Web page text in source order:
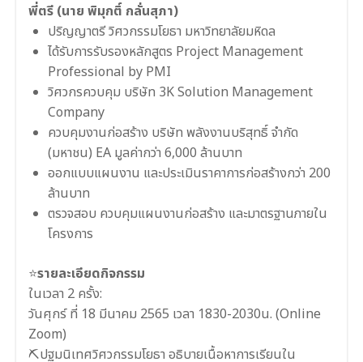
พี่ตรี (นาย พิมุกติ์ กลั่นสุภา)
ปริญญาตรี วิศวกรรมโยธา มหาวิทยาลัยมหิดล
ได้รับการรับรองหลักสูตร Project Management
Professional by PMI
วิศวกรควบคุม บริษัท 3K Solution Management
Company
ควบคุมงานก่อสร้าง บริษัท พลังงานบริสุทธิ์ จำกัด
(มหาชน) EA มูลค่ากว่า 6,000 ล้านบาท
ออกแบบแผนงาน และประเมินราคาการก่อสร้างกว่า 200
ล้านบาท
ตรวจสอบ ควบคุมแผนงานก่อสร้าง และมาตรฐานภายใน
โครงการ
⭐รายละเอียดกิจกรรม
ในเวลา 2 ครั้ง: ‍
วันศุกร์ ที่ 18 มีนาคม 2565 เวลา 1830-2030น. (Online
Zoom)
⛏ปฐมนิเทศวิศวกรรมโยธา อธิบายเนื้อหาการเรียนใน